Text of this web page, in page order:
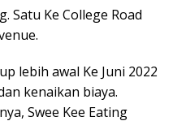
Satu Ke College Road
lebih awal Ke Juni 2022
kenaikan biaya.
Swee Kee Eating